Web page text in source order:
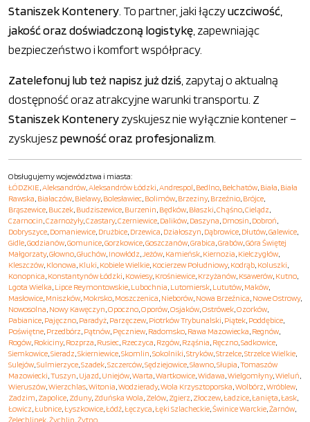
Staniszek Kontenery . To partner, jaki łączyuczciwość,
jakość oraz doświadczoną logistykę , zapewniając
bezpieczeństwo i komfort współpracy.
Zatelefonuj lub też napisz już dziś , zapytaj o aktualną
dostępność oraz atrakcyjne warunki transportu. Z
Staniszek Konteneryzyskujesz nie wyłącznie kontener –
zyskujeszpewność oraz profesjonalizm
Obsługujemy województwa i miasta:
ŁÓDZKIE,Aleksandrów,Aleksandrów Łódzki,Andrespol, Bedlno, Bełchatów, Biała, Biała
Rawska, Białaczów, Bielawy, Bolesławiec, Bolimów, Brzeziny, Brzeźnio, Brójce,
Brąszewice, Buczek, Budziszewice, Burzenin, Będków, Błaszki,Chąśno,Cielądz,
Czarnocin,Czarnożyły,Czastary,Czerniewice, Dalików, Daszyna, Dmosin, Dobroń,
Dobryszyce, Domaniewice, Drużbice, Drzewica, Działoszyn, Dąbrowice, Dłutów,Galewice,
Gidle,Godzianów,Gomunice,Gorzkowice,Goszczanów,Grabica,Grabów,Góra Świętej
Małgorzaty,Głowno,Głuchów, Inowłódz,Jeżów, Kamieńsk, Kiernozia, Kiełczygłów,
Kleszczów, Klonowa, Kluki, Kobiele Wielkie, Kocierzew Południowy, Kodrąb, Koluszki,
Konopnica, Konstantynów Łódzki, Kowiesy, Krośniewice, Krzyżanów, Ksawerów, Kutno,
Lgota Wielka, Lipce Reymontowskie, Lubochnia, Lutomiersk, Lututów, Maków,
Masłowice, Mniszków, Mokrsko, Moszczenica, Nieborów, Nowa Brzeźnica, Nowe Ostrowy,
Nowosolna, Nowy Kawęczyn,Opoczno,Oporów,Osjaków,Ostrówek,Ozorków,
Pabianice, Pajęczno, Paradyż, Parzęczew, Piotrków Trybunalski, Piątek, Poddębice,
Poświętne, Przedbórz, Pątnów, Pęczniew, Radomsko, Rawa Mazowiecka, Regnów,
Rogów, Rokiciny, Rozprza, Rusiec, Rzeczyca, Rzgów, Rząśnia, Ręczno,Sadkowice,
Siemkowice,Sieradz,Skierniewice,Skomlin,Sokolniki,Stryków,Strzelce,Strzelce Wielkie,
Sulejów,Sulmierzyce,Szadek,Szczerców,Sędziejowice,Sławno,Słupia,Tomaszów
Mazowiecki,Tuszyn, Ujazd, Uniejów,Warta,Wartkowice,Widawa,Wielgomłyny,Wieluń,
Wieruszów,Wierzchlas,Witonia,Wodzierady,Wola Krzysztoporska,Wolbórz,Wróblew,
Zadzim, Zapolice, Zduny, Zduńska Wola, Zelów, Zgierz, Złoczew,Ładzice,Łanięta,Łask,
Łowicz,Łubnice,Łyszkowice,Łódź,Łęczyca,Łęki Szlacheckie,Świnice Warckie,Żarnów,
Żelechlinek,Żychlin,Żytno.